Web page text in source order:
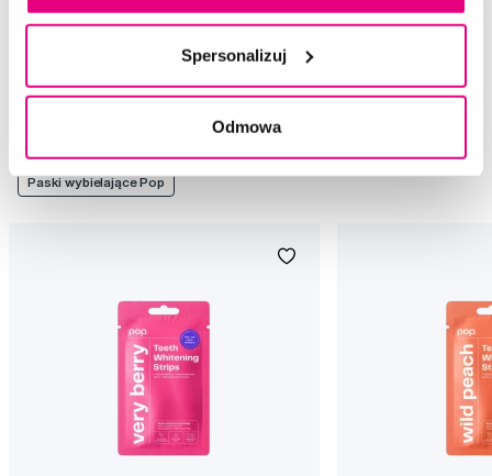
Spersonalizuj
Odmowa
Rekomendowane produkty
Paski wybielające Pop